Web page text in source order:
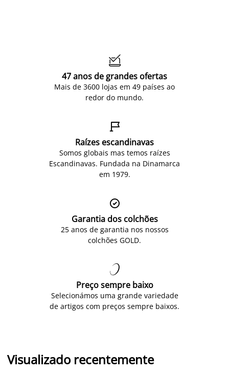

47 anos de grandes ofertas
Mais de 3600 lojas em 49 países ao
redor do mundo.

Raízes escandinavas
Somos globais mas temos raízes
Escandinavas. Fundada na Dinamarca
em 1979.

Garantia dos colchões
25 anos de garantia nos nossos
colchões GOLD.

Preço sempre baixo
Selecionámos uma grande variedade
de artigos com preços sempre baixos.
Visualizado recentemente